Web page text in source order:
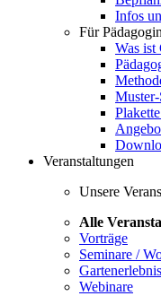
Infos
Für
Was ist
Veranstaltungen
Unsere
Alle
Vorträge
Seminare /
Webinare